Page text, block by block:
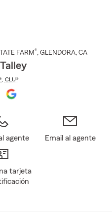
FARM®, GLENDORA, CA
, CLU®
agente Email al agente
tarjeta